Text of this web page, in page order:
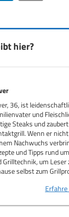
hier?
36, ist
und
Steaks und
Wenn er
Nachwuchs
und Tipps rund
Grilltechnik, um Leser
selbst zum